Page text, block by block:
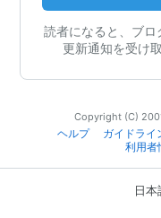
読者になると、ブロ
更新通知を受け
Copyright (C)
ヘルプ
ガイドライ
利用者
日本